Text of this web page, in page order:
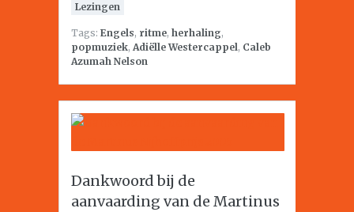
Lezingen
Tags: Engels, ritme, herhaling,
popmuziek, Adiëlle Westercappel, Caleb
Azumah Nelson
Dankwoord bij de
aanvaarding van de Martinus